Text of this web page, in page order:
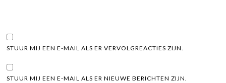
STUUR MIJ EEN E-MAIL ALS ER VERVOLGREACTIES ZIJN.
STUUR MIJ EEN E-MAIL ALS ER NIEUWE BERICHTEN ZIJN.